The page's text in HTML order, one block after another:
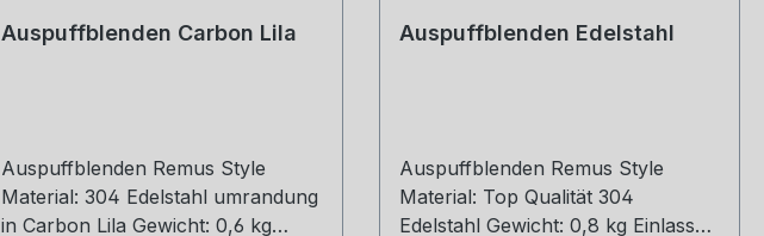
Auspuffblenden Carbon Lila
Auspuffblenden Remus Style
Material: 304 Edelstahl umrandung
in Carbon Lila Gewicht: 0,6 kg
Auspuffblenden Edelstahl
Auspuffblenden Remus Style
Material: Top Qualität 304
Edelstahl Gewicht: 0,8 kg Einlass